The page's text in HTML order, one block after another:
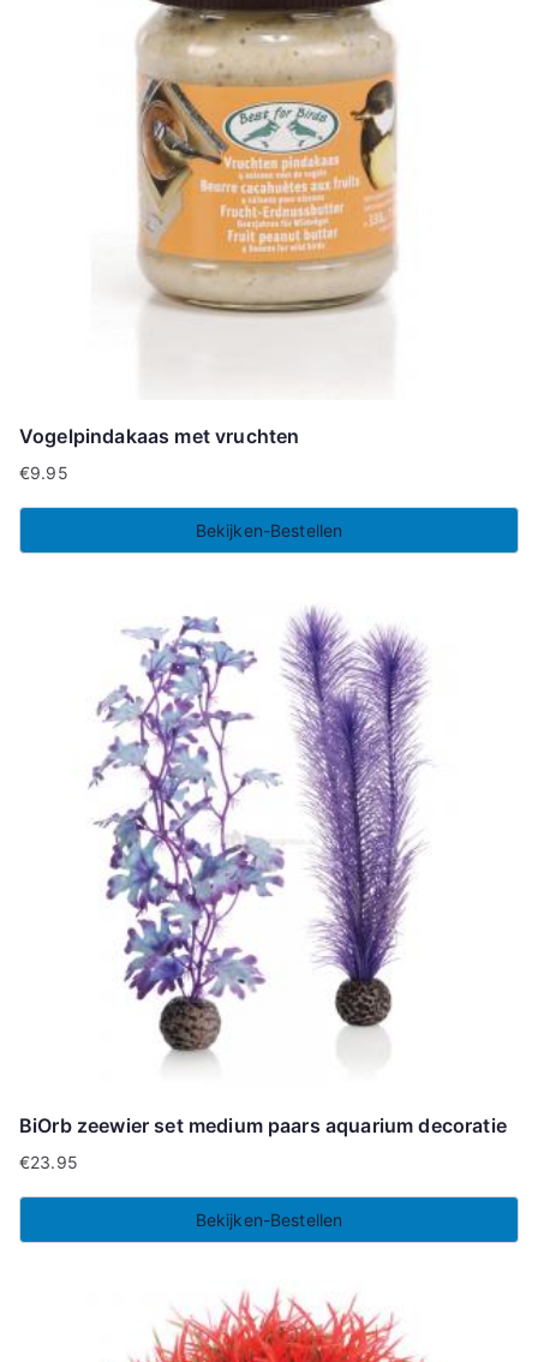
Vogelpindakaas met vruchten
€9.95
Bekijken-Bestellen
BiOrb zeewier set medium paars aquarium decoratie
€23.95
Bekijken-Bestellen